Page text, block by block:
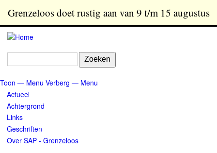
naar
gaan
Grenzeloos doet rustig aan van 9 t/m 15 augustus
Zoeken
Menu
Toon — Menu Verberg — Menu
Actueel
Achtergrond
Links
Geschriften
Over SAP - Grenzeloos